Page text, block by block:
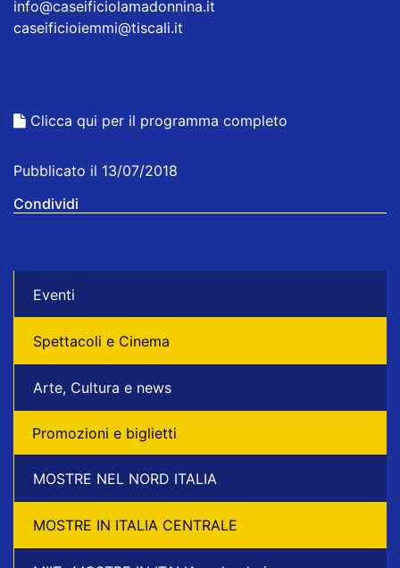
info@caseificiolamadonnina.it
caseificioiemmi@tiscali.it
Clicca qui per il programma completo
Pubblicato il 13/07/2018
Condividi
Eventi
Spettacoli e Cinema
Arte, Cultura e news
Promozioni e biglietti
MOSTRE NEL NORD ITALIA
MOSTRE IN ITALIA CENTRALE